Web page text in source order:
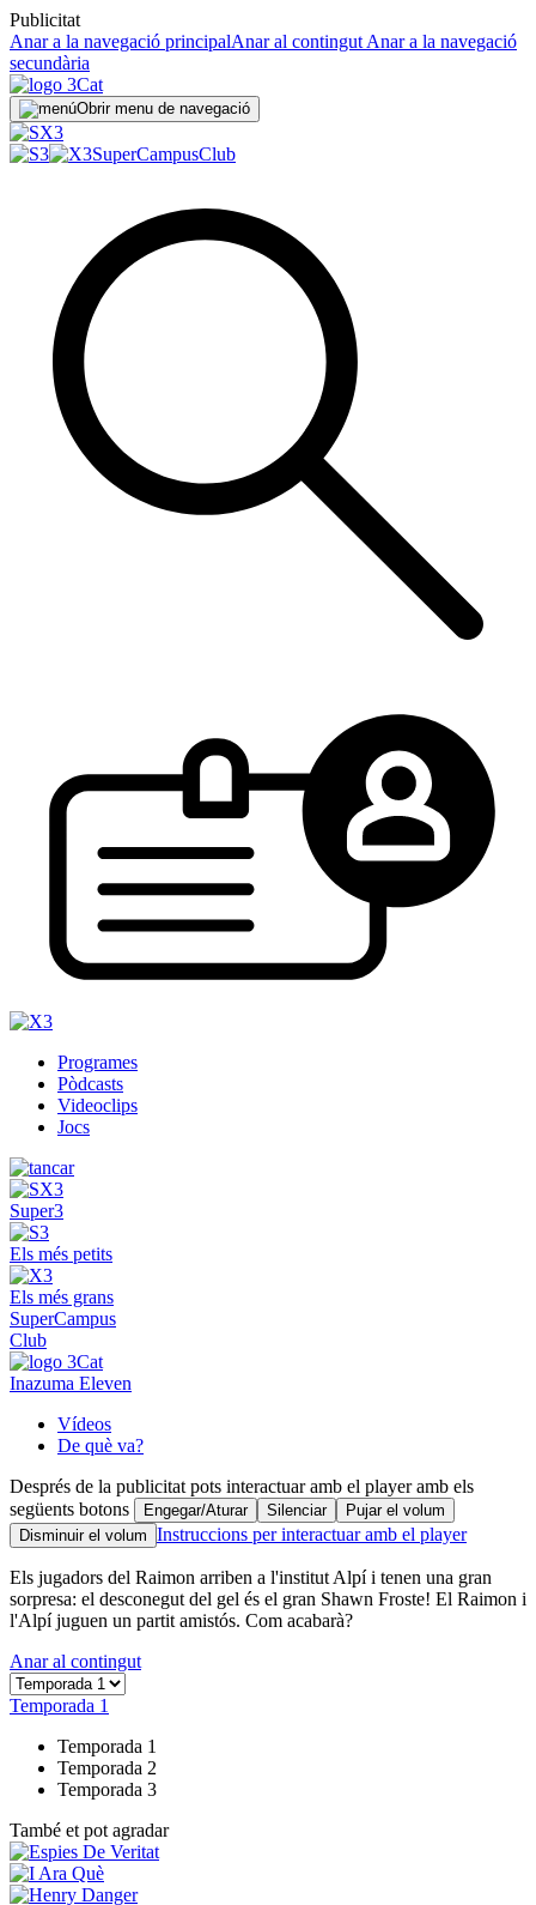
Publicitat
Anar a la navegació principalAnar al contingut Anar a la navegació
secundària
Obrir menu de navegació
SuperCampusClub
Programes
Pòdcasts
Videoclips
Jocs
Super3
Els més petits
Els més grans
SuperCampus
Club
Inazuma Eleven
Vídeos
De què va?
Després de la publicitat pots interactuar amb el player amb els
següents botons
Engegar/Aturar Silenciar
Pujar el volum
Disminuir el volum Instruccions per interactuar amb el player
Els jugadors del Raimon arriben a l'institut Alpí i tenen una gran
sorpresa: el desconegut del gel és el gran Shawn Froste! El Raimon i
l'Alpí juguen un partit amistós. Com acabarà?
Anar al contingut
Temporada 1
Temporada 1
Temporada 2
Temporada 3
També et pot agradar